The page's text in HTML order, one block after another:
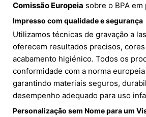
Comissão Europeia sobre o BPA
Impresso com qualidade e segurança
Utilizamos técnicas de gravação a
oferecem resultados precisos, cores
acabamento higiénico. Todos os
conformidade com a norma europeia
garantindo materiais seguros,
desempenho adequado para uso
Personalização sem Nome para um